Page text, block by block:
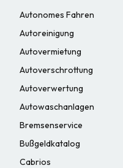
Autonomes Fahren
Autoreinigung
Autovermietung
Autoverschrottung
Autoverwertung
Autowaschanlagen
Bremsenservice
Bußgeldkatalog
Cabrios